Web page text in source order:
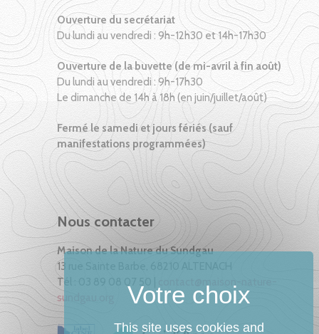
Ouverture du secrétariat
Du lundi au vendredi : 9h-12h30 et 14h-17h30
Ouverture de la buvette (de mi-avril à fin août)
Du lundi au vendredi : 9h-17h30
Le dimanche de 14h à 18h (en juin/juillet/août)
Fermé le samedi et jours fériés (sauf
manifestations programmées)
Nous contacter
Maison de la Nature du Sundgau
13 rue Sainte Barbe, 68210 ALTENACH
Tél : 03 89 08 07 50 |
sundgau.org
This site uses cookies and